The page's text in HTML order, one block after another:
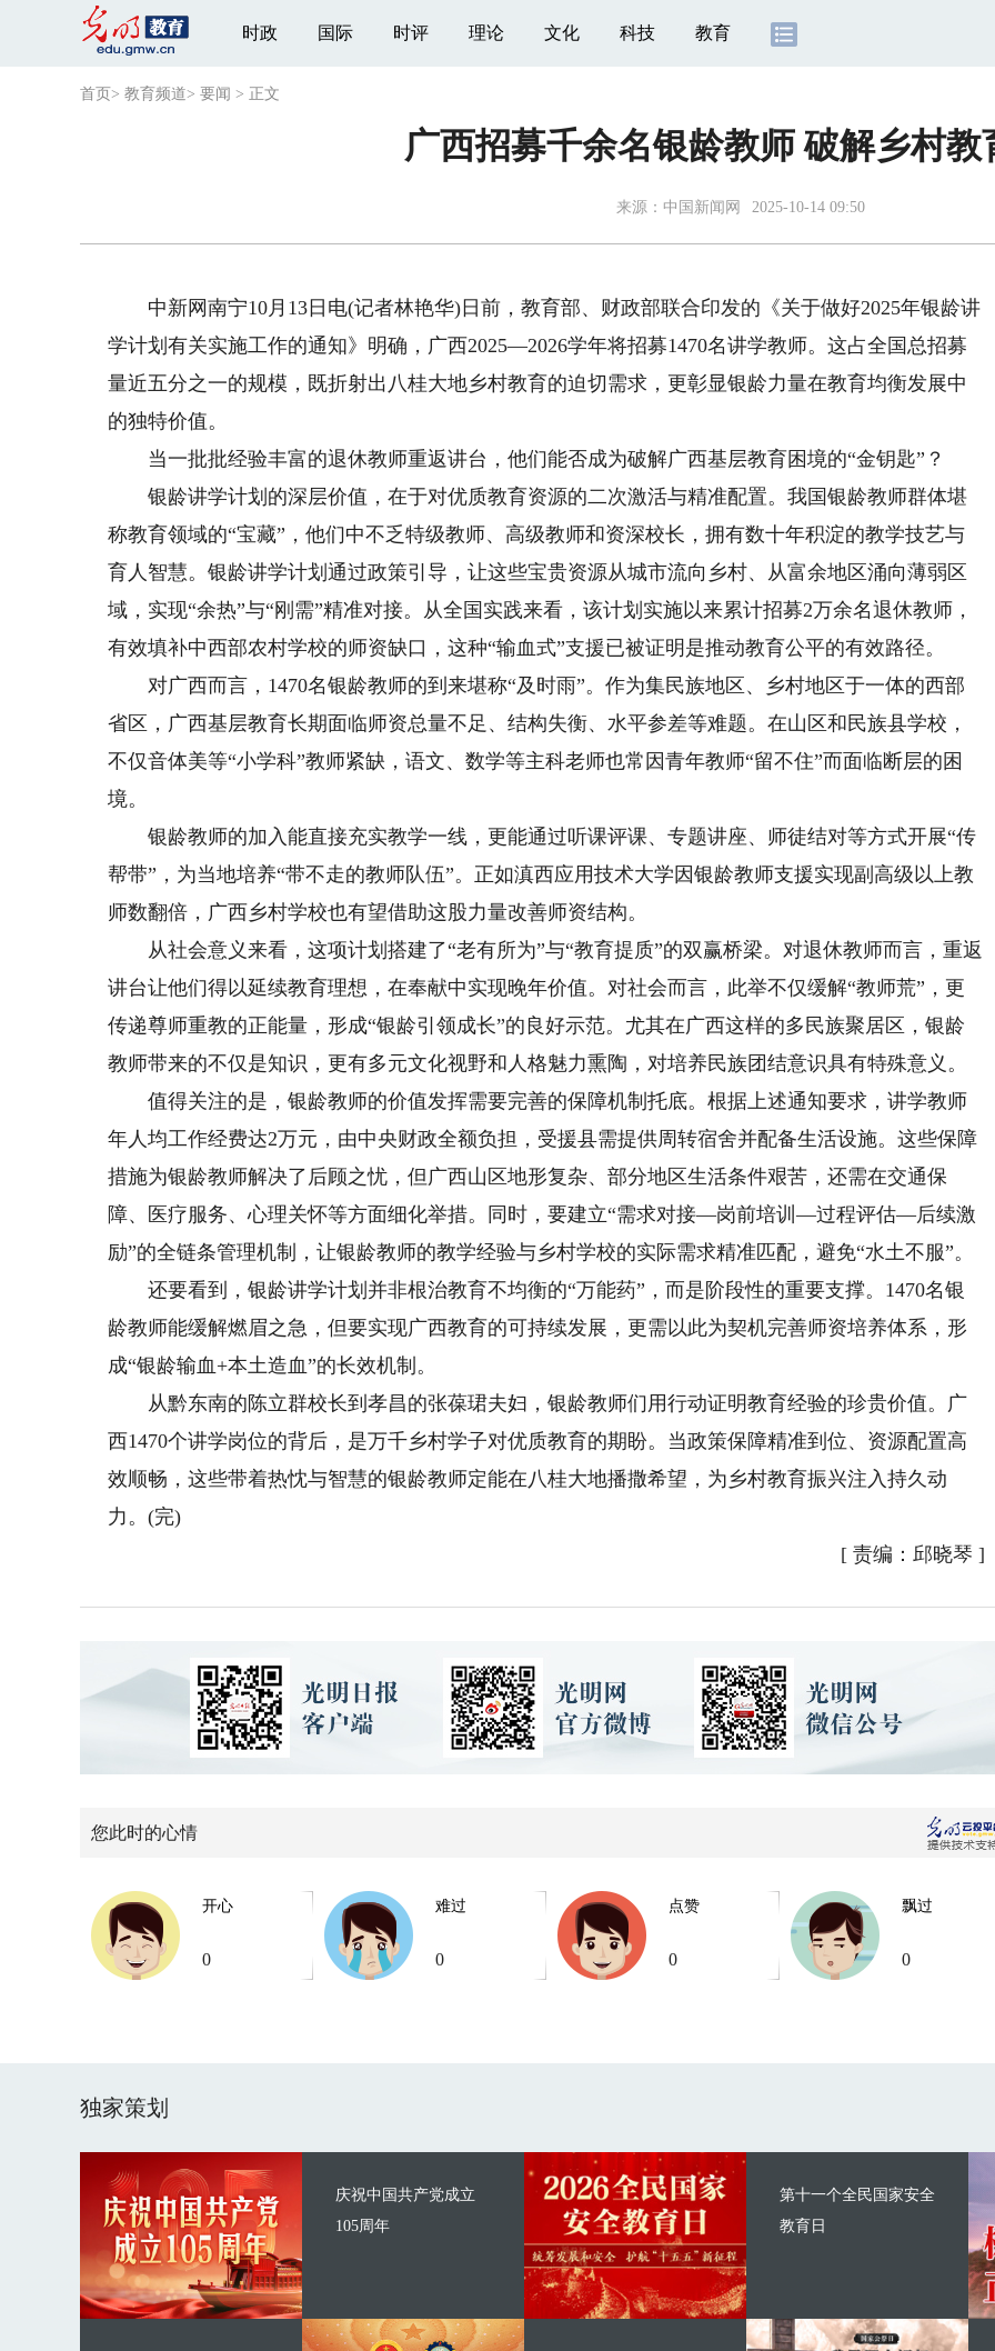
时政 国际 时评 理论 文化 科技 教育
首页 > 教育频道> 要闻 > 正文
广西招募千余名银龄教师 破解乡村教
来源： 中国新闻网 2025-10-14 09:50
中新网南宁10月13日电(记者林艳华)日前，教育部、财政部联合印发的《关于做好2025年银龄讲
学计划有关实施工作的通知》明确，广西2025—2026学年将招募1470名讲学教师。这占全国总招募
量近五分之一的规模，既折射出八桂大地乡村教育的迫切需求，更彰显银龄力量在教育均衡发展中
的独特价值。
当一批批经验丰富的退休教师重返讲台，他们能否成为破解广西基层教育困境的“金钥匙”？
银龄讲学计划的深层价值，在于对优质教育资源的二次激活与精准配置。我国银龄教师群体堪
称教育领域的“宝藏”，他们中不乏特级教师、高级教师和资深校长，拥有数十年积淀的教学技艺与
育人智慧。银龄讲学计划通过政策引导，让这些宝贵资源从城市流向乡村、从富余地区涌向薄弱区
域，实现“余热”与“刚需”精准对接。从全国实践来看，该计划实施以来累计招募2万余名退休教师，
有效填补中西部农村学校的师资缺口，这种“输血式”支援已被证明是推动教育公平的有效路径。
对广西而言，1470名银龄教师的到来堪称“及时雨”。作为集民族地区、乡村地区于一体的西部
省区，广西基层教育长期面临师资总量不足、结构失衡、水平参差等难题。在山区和民族县学校，
不仅音体美等“小学科”教师紧缺，语文、数学等主科老师也常因青年教师“留不住”而面临断层的困
境。
银龄教师的加入能直接充实教学一线，更能通过听课评课、专题讲座、师徒结对等方式开展“传
帮带”，为当地培养“带不走的教师队伍”。正如滇西应用技术大学因银龄教师支援实现副高级以上教
师数翻倍，广西乡村学校也有望借助这股力量改善师资结构。
从社会意义来看，这项计划搭建了“老有所为”与“教育提质”的双赢桥梁。对退休教师而言，重返
讲台让他们得以延续教育理想，在奉献中实现晚年价值。对社会而言，此举不仅缓解“教师荒”，更
传递尊师重教的正能量，形成“银龄引领成长”的良好示范。尤其在广西这样的多民族聚居区，银龄
教师带来的不仅是知识，更有多元文化视野和人格魅力熏陶，对培养民族团结意识具有特殊意义。
值得关注的是，银龄教师的价值发挥需要完善的保障机制托底。根据上述通知要求，讲学教师
年人均工作经费达2万元，由中央财政全额负担，受援县需提供周转宿舍并配备生活设施。这些保障
措施为银龄教师解决了后顾之忧，但广西山区地形复杂、部分地区生活条件艰苦，还需在交通保
障、医疗服务、心理关怀等方面细化举措。同时，要建立“需求对接—岗前培训—过程评估—后续激
励”的全链条管理机制，让银龄教师的教学经验与乡村学校的实际需求精准匹配，避免“水土不服”。
还要看到，银龄讲学计划并非根治教育不均衡的“万能药”，而是阶段性的重要支撑。1470名银
龄教师能缓解燃眉之急，但要实现广西教育的可持续发展，更需以此为契机完善师资培养体系，形
成“银龄输血+本土造血”的长效机制。
从黔东南的陈立群校长到孝昌的张葆珺夫妇，银龄教师们用行动证明教育经验的珍贵价值。广
西1470个讲学岗位的背后，是万千乡村学子对优质教育的期盼。当政策保障精准到位、资源配置高
效顺畅，这些带着热忱与智慧的银龄教师定能在八桂大地播撒希望，为乡村教育振兴注入持久动
力。(完)
[ 责编：邱晓琴 ]
您此时的心情
开心
0
难过
0
点赞
0
飘过
0
独家策划
庆祝中国共产党成立
105周年
第十一个全民国家安全
教育日